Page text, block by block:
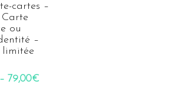
cartes –
ou
–
– 79,00€